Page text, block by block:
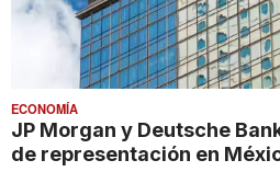
ECONOMÍA
JP Morgan y Deutsche
de representación en